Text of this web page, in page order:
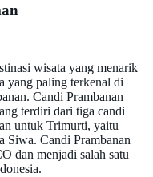
wisata yang menarik
yang paling terkenal di
Candi Prambanan
terdiri dari tiga candi
untuk Trimurti, yaitu
Siwa. Candi Prambanan
dan menjadi salah satu